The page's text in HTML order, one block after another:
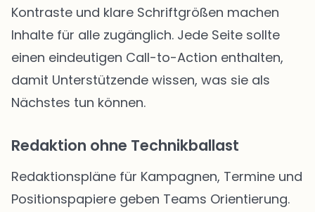
Kontraste und klare Schriftgrößen machen
Inhalte für alle zugänglich. Jede Seite sollte
einen eindeutigen Call-to-Action enthalten,
damit Unterstützende wissen, was sie als
Nächstes tun können.
Redaktion ohne Technikballast
Redaktionspläne für Kampagnen, Termine und
Positionspapiere geben Teams Orientierung.